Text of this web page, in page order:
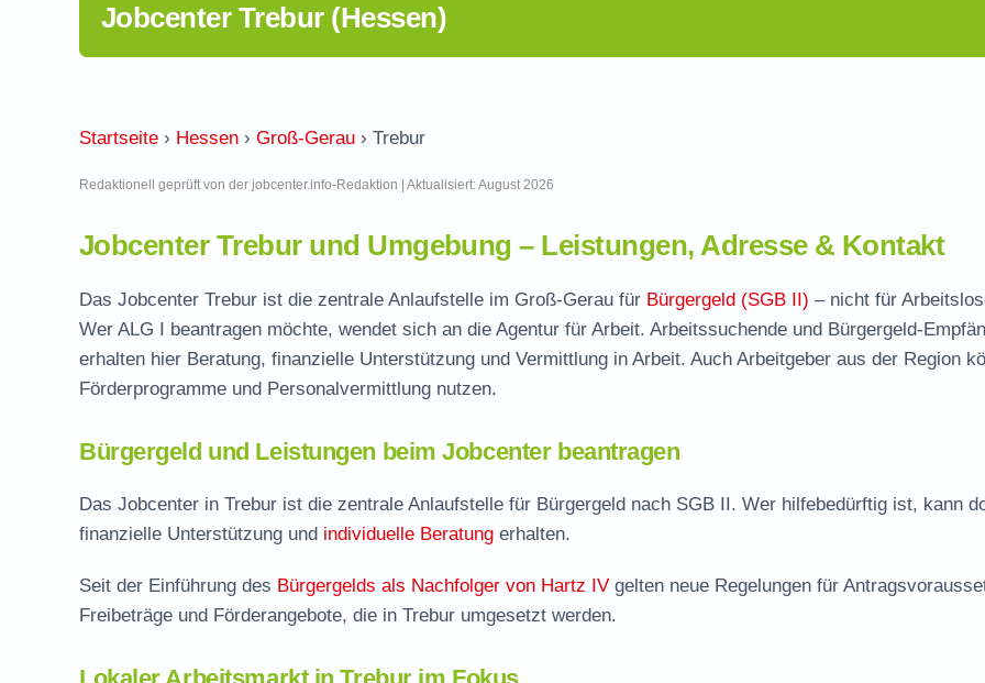
Jobcenter Trebur (Hessen)
Startseite › Hessen › Groß-Gerau › Trebur
Redaktionell geprüft von der jobcenter.info-Redaktion | Aktualisiert: August 2026
Jobcenter Trebur und Umgebung – Leistungen, Adresse & Kontakt
Das Jobcenter Trebur ist die zentrale Anlaufstelle im Groß-Gerau für Bürgergeld (SGB II) – nicht für
Wer ALG I beantragen möchte, wendet sich an die Agentur für Arbeit. Arbeitssuchende und Bürgergeld-
erhalten hier Beratung, finanzielle Unterstützung und Vermittlung in Arbeit. Auch Arbeitgeber aus der Region
Förderprogramme und Personalvermittlung nutzen.
Bürgergeld und Leistungen beim Jobcenter beantragen
Das Jobcenter in Trebur ist die zentrale Anlaufstelle für Bürgergeld nach SGB II. Wer hilfebedürftig ist, kann
finanzielle Unterstützung und individuelle Beratung erhalten.
Seit der Einführung des Bürgergelds als Nachfolger von Hartz IV gelten neue Regelungen für
Freibeträge und Förderangebote, die in Trebur umgesetzt werden.